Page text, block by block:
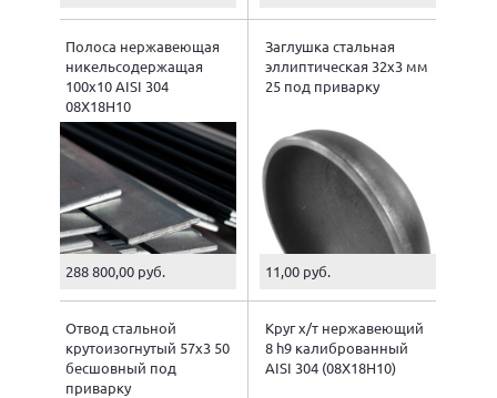
Полоса нержавеющая
никельсодержащая
100х10 AISI 304
08Х18Н10
288 800,00 руб.
Заглушка стальная
эллиптическая 32х3 мм
25 под приварку
11,00 руб.
Отвод стальной
крутоизогнутый 57х3 50
бесшовный под
приварку
Круг х/т нержавеющий
8 h9 калиброванный
AISI 304 (08X18H10)